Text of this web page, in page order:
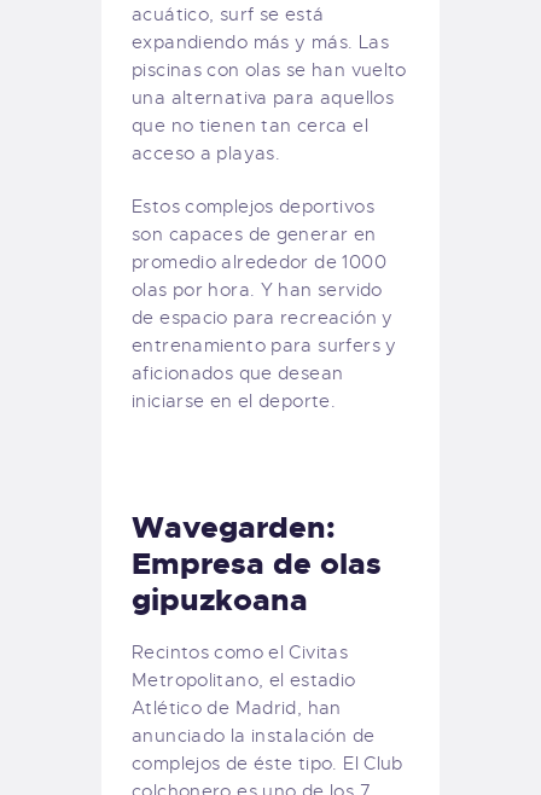
acuático, surf se está
expandiendo más y más. Las
piscinas con olas se han vuelto
una alternativa para aquellos
que no tienen tan cerca el
acceso a playas.
Estos complejos deportivos
son capaces de generar en
promedio alrededor de 1000
olas por hora. Y han servido
de espacio para recreación y
entrenamiento para surfers y
aficionados que desean
iniciarse en el deporte.
Wavegarden:
Empresa de olas
gipuzkoana
Recintos como el Civitas
Metropolitano, el estadio
Atlético de Madrid, han
anunciado la instalación de
complejos de éste tipo. El Club